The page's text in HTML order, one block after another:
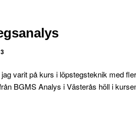
varit på kurs i löpstegsteknik med
BGMS Analys i Västerås höll i